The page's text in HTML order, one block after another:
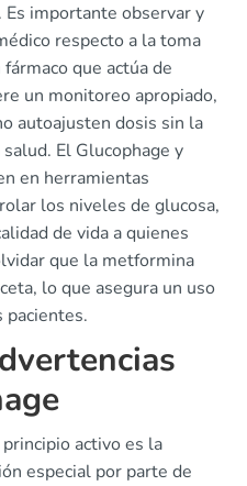
importante observar y
respecto a la toma
que actúa de
un monitoreo apropiado,
autoajusten dosis sin la
El Glucophage y
en herramientas
los niveles de glucosa,
de vida a quienes
que la metformina
lo que asegura un uso
pacientes.
activo es la
especial por parte de